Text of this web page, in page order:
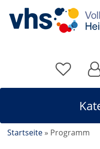
Startseite » Programm